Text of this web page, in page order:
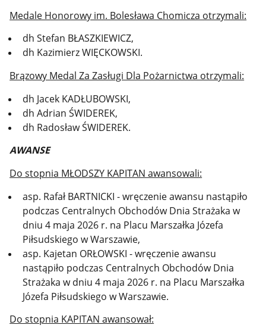
Medale Honorowy im. Bolesława Chomicza otrzymali:
dh Stefan BŁASZKIEWICZ,
dh Kazimierz WIĘCKOWSKI.
Brązowy Medal Za Zasługi Dla Pożarnictwa otrzymali:
dh Jacek KADŁUBOWSKI,
dh Adrian ŚWIDEREK,
dh Radosław ŚWIDEREK.
AWANSE
Do stopnia MŁODSZY KAPITAN awansowali:
asp. Rafał BARTNICKI - wręczenie awansu nastąpiło
podczas Centralnych Obchodów Dnia Strażaka w
dniu 4 maja 2026 r. na Placu Marszałka Józefa
Piłsudskiego w Warszawie,
asp. Kajetan ORŁOWSKI - wręczenie awansu
nastąpiło podczas Centralnych Obchodów Dnia
Strażaka w dniu 4 maja 2026 r. na Placu Marszałka
Józefa Piłsudskiego w Warszawie.
Do stopnia KAPITAN awansował: